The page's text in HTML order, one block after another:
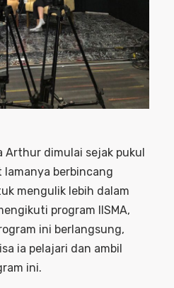
Arthur dimulai sejak pukul
lamanya berbincang
mengulik lebih dalam
program IISMA,
ini berlangsung,
ia pelajari dan ambil
ini.